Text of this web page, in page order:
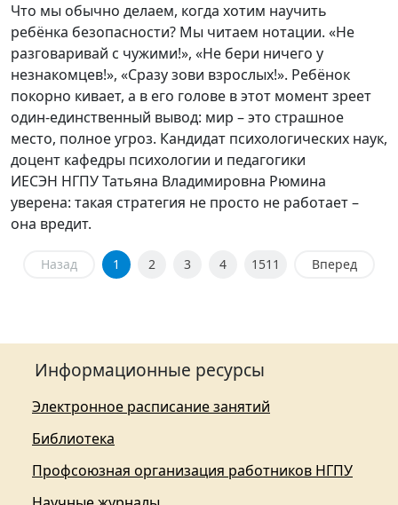
Что мы обычно делаем, когда хотим научить
ребёнка безопасности? Мы читаем нотации. «Не
разговаривай с чужими!», «Не бери ничего у
незнакомцев!», «Сразу зови взрослых!». Ребёнок
покорно кивает, а в его голове в этот момент зреет
один-единственный вывод: мир – это страшное
место, полное угроз. Кандидат психологических наук,
доцент кафедры психологии и педагогики
ИЕСЭН НГПУ Татьяна Владимировна Рюмина
уверена: такая стратегия не просто не работает –
она вредит.
Назад 1 2 3 4 1511 Вперед
Информационные ресурсы
Электронное расписание занятий
Библиотека
Профсоюзная организация работников НГПУ